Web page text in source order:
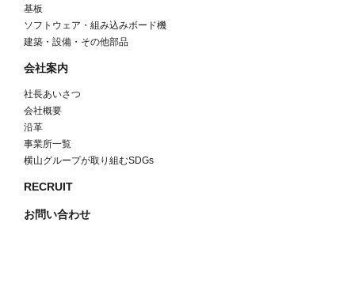
基板
ソフトウェア・組み込みボード機
建築・設備・その他部品
会社案内
社長あいさつ
会社概要
沿革
事業所一覧
横山グループが取り組むSDGs
RECRUIT
お問い合わせ